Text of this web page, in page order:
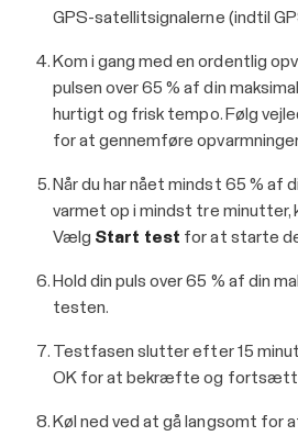
GPS-satellitsignalerne (indtil
Kom i gang med en ordentlig
pulsen over 65 % af din
hurtigt og frisk tempo. Følg
for at gennemføre
Når du har nået mindst 65 % af
varmet op i mindst tre minutter,
Vælg Start test for at starte
Hold din puls over 65 % af din
testen.
Testfasen slutter efter 15
OK for at bekræfte og
Køl ned ved at gå langsomt for